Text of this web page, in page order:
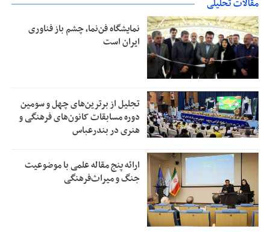
مقالات تحلیلی
نمایشگاه فن‌نما، چشم باز فناوری
ایران است
تجلیل از بر‌ترین‌های چهل و سومین
دوره مسابقات کانون‌های فرهنگی و
هنری در بندرعباس
ارائه پنج مقاله علمی با موضوعیت
جنگ و میراث‌فرهنگی